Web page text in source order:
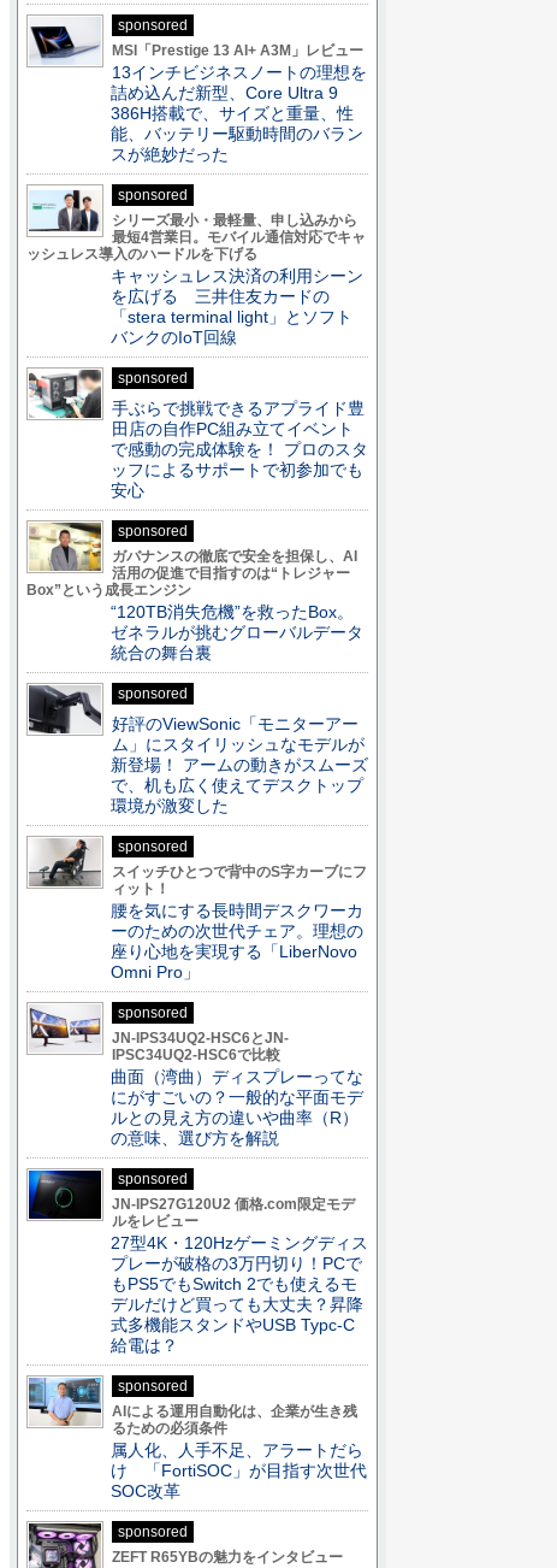
sponsored
MSI「Prestige 13 AI+ A3M」レビュー
13インチビジネスノートの理想を
詰め込んだ新型、Core Ultra 9
386H搭載で、サイズと重量、性
能、バッテリー駆動時間のバラン
スが絶妙だった
sponsored
シリーズ最小・最軽量、申し込みから
最短4営業日。モバイル通信対応でキャ
ッシュレス導入のハードルを下げる
キャッシュレス決済の利用シーン
を広げる 三井住友カードの
「stera terminal light」とソフト
バンクのIoT回線
sponsored
手ぶらで挑戦できるアプライド豊
田店の自作PC組み立てイベント
で感動の完成体験を！ プロのスタ
ッフによるサポートで初参加でも
安心
sponsored
ガバナンスの徹底で安全を担保し、AI
活用の促進で目指すのは“トレジャー
Box”という成長エンジン
“120TB消失危機”を救ったBox。
ゼネラルが挑むグローバルデータ
統合の舞台裏
sponsored
好評のViewSonic「モニターアー
ム」にスタイリッシュなモデルが
新登場！ アームの動きがスムーズ
で、机も広く使えてデスクトップ
環境が激変した
sponsored
スイッチひとつで背中のS字カーブにフ
ィット！
腰を気にする長時間デスクワーカ
ーのための次世代チェア。理想の
座り心地を実現する「LiberNovo
Omni Pro」
sponsored
JN-IPS34UQ2-HSC6とJN-
IPSC34UQ2-HSC6で比較
曲面（湾曲）ディスプレーってな
にがすごいの？一般的な平面モデ
ルとの見え方の違いや曲率（R）
の意味、選び方を解説
sponsored
JN-IPS27G120U2 価格.com限定モデ
ルをレビュー
27型4K・120Hzゲーミングディス
プレーが破格の3万円切り！PCで
もPS5でもSwitch 2でも使えるモ
デルだけど買っても大丈夫？昇降
式多機能スタンドやUSB Typc-C
給電は？
sponsored
AIによる運用自動化は、企業が生き残
るための必須条件
属人化、人手不足、アラートだら
け 「FortiSOC」が目指す次世代
SOC改革
sponsored
ZEFT R65YBの魅力をインタビュー